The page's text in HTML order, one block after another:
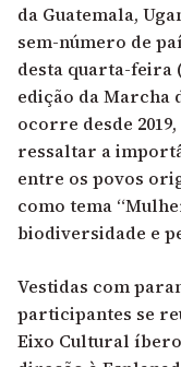
da Guatemala,
sem-número de
desta quarta-feira
edição da Marcha
ocorre desde 2019
ressaltar a
entre os povos
como tema
biodiversidade e
Vestidas com
participantes se
Eixo Cultural